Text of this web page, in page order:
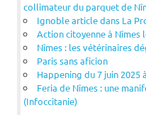
collimateur du parquet de
Ignoble article dans La
Action citoyenne à Nîmes
Nîmes : les vétérinaires
Paris sans aficion
Happening du 7 juin 2025
Feria de Nîmes : une
(Infoccitanie)